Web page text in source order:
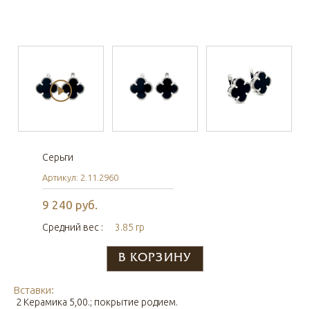
Серьги
Артикул: 2.11.2960
9 240 руб.
Средний вес : 3.85 гр
Вставки:
2 Керамика 5,00.; покрытие родием.